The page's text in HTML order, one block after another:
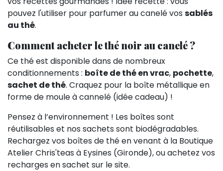
pouvez l'utiliser pour parfumer au canelé vos sablés
au thé.
Comment acheter le thé noir au canelé ?
Ce thé est disponible dans de nombreux
conditionnements : boîte de thé en vrac, pochette,
sachet de thé. Craquez pour la boîte métallique en
forme de moule à cannelé (idée cadeau) !
Pensez à l’environnement ! Les boîtes sont
réutilisables et nos sachets sont biodégradables.
Rechargez vos boîtes de thé en venant à la Boutique
Atelier Chris'teas à Eysines (Gironde), ou achetez vos
recharges en sachet sur le site.